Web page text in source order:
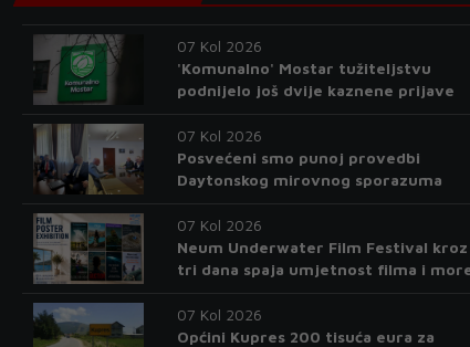
07 Kol 2026
'Komunalno' Mostar tužiteljstvu
podnijelo još dvije kaznene prijave
07 Kol 2026
Posvećeni smo punoj provedbi
Daytonskog mirovnog sporazuma
07 Kol 2026
Neum Underwater Film Festival kroz
tri dana spaja umjetnost filma i
07 Kol 2026
Općini Kupres 200 tisuća eura za